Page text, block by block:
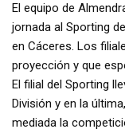
El equipo de
jornada al Sporting
en Cáceres. Los
proyección y que
El filial del Sporting
División y en la
mediada la